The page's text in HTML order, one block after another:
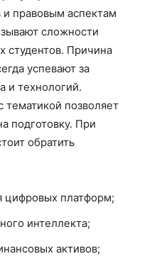
правовым аспектам
сложности
студентов. Причина
успевают за
и технологий.
тематикой позволяет
подготовку. При
обратить
цифровых платформ;
интеллекта;
активов;